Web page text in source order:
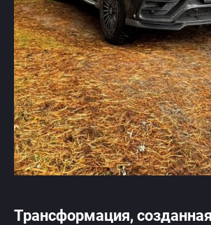
Трансформация,